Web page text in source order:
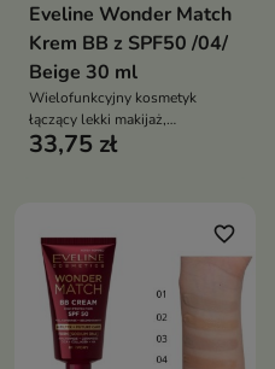
Eveline Wonder Match
Krem BB z SPF50 /04/
Beige 30 ml
Wielofunkcyjny kosmetyk
łączący lekki makijaż,
pielęgnację oraz codzienną
33,75 zł
favorite_border